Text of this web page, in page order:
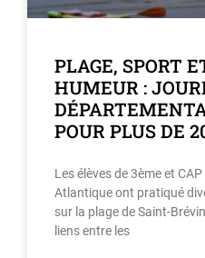
PLAGE, SPORT
HUMEUR :
POUR PLUS DE
Les élèves de 3ème et
Atlantique ont pratiqué
sur la plage de Saint-
liens entre les